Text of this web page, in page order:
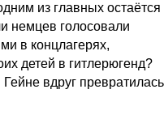
из главных остаётся
немцев голосовали
в концлагерях,
детей в гитлерюгенд?
вдруг превратилась